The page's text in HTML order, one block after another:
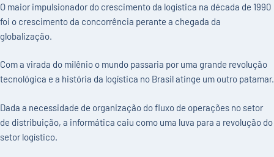
O maior impulsionador do crescimento da logística na década de 1990
foi o crescimento da concorrência perante a chegada da
globalização.
Com a virada do milênio o mundo passaria por uma grande revolução
tecnológica e a história da logística no Brasil atinge um outro patamar.
Dada a necessidade de organização do fluxo de operações no setor
de distribuição, a informática caiu como uma luva para a revolução do
setor logístico.